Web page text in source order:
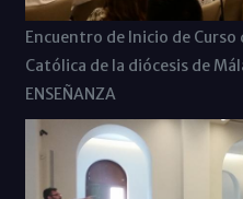
Encuentro de Inicio de
Católica de la diócesis de
ENSEÑANZA